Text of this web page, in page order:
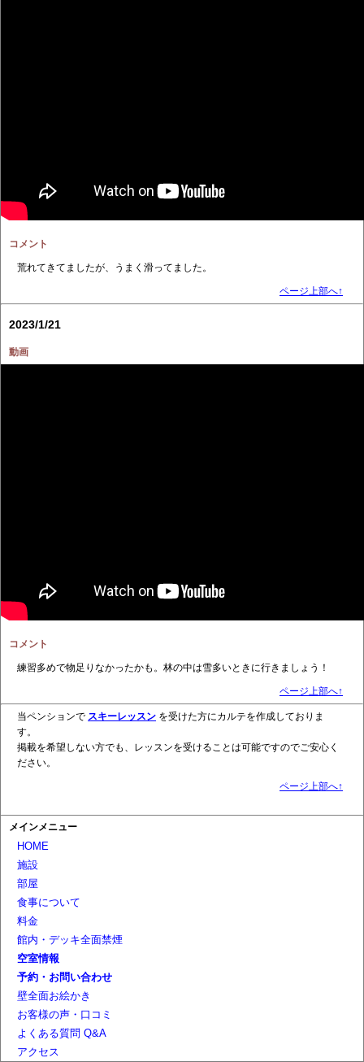
コメント
荒れてきてましたが、うまく滑ってました。
ページ上部へ↑
2023/1/21
動画
コメント
練習多めで物足りなかったかも。林の中は雪多いときに行きましょう！
ページ上部へ↑
当ペンションで スキーレッスン を受けた方にカルテを作成しておりま
す。
掲載を希望しない方でも、レッスンを受けることは可能ですのでご安心く
ださい。
ページ上部へ↑
メインメニュー
HOME
施設
部屋
食事について
料金
館内・デッキ全面禁煙
空室情報
予約・お問い合わせ
壁全面お絵かき
お客様の声・口コミ
よくある質問 Q&A
アクセス